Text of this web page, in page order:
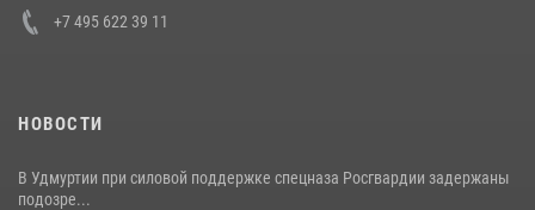
+7 495 622 39 11
НОВОСТИ
В Удмуртии при силовой поддержке спецназа Росгвардии задержаны
подозре...